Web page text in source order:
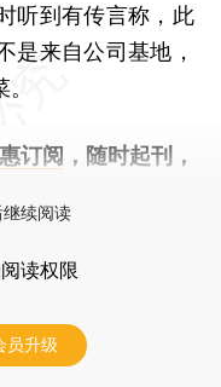
听到有传言称，此
是来自公司基地，
订阅 ，随时起刊，
继续阅读
读权限
员升级